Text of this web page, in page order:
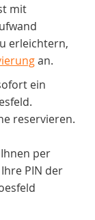
mit
erleichtern,
an.
ein
reservieren.
per
PIN der